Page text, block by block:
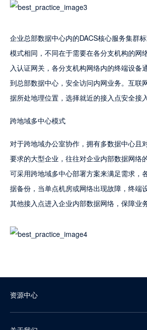
企业总部数据中心内的DACS核心服务集群
模式相同，不同在于需要在各分支机构的网
入认证网关，各分支机构网络内的终端设备
到总部数据中心，安全访问内网业务。互联
据所处地理位置，选择就近的接入点安全接入
跨地域多中心模式
对于跨地域办公室协作，拥有多数据中心且
要求的大型企业，往往对企业内部数据网络
可采用跨地域多中心部署方案来满足需求，
据备份，当单点机房或网络出现故障，终端
其他接入点进入企业内部数据网络，保障业
资源中心